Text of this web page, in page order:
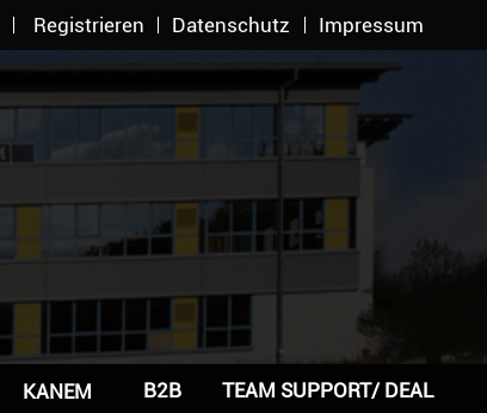
Registrieren Datenschutz Impressum
KANEM B2B TEAM SUPPORT/ DEAL